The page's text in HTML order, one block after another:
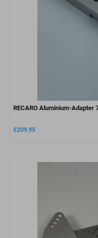
RECARO Aluminium-Adapter
€209,95